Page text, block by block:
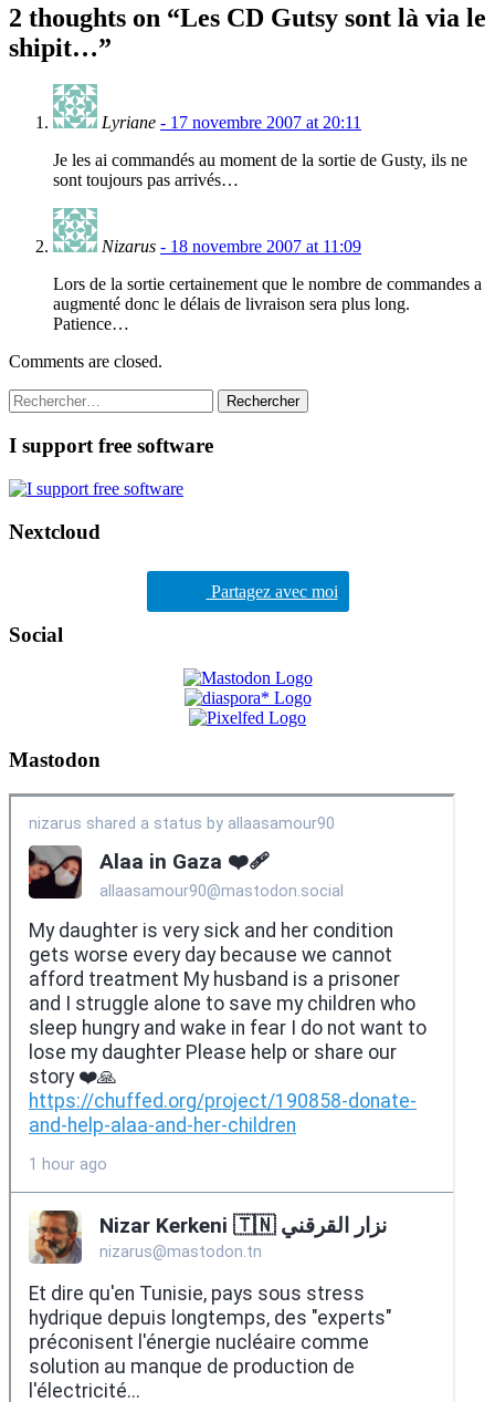
2 thoughts on “Les CD Gutsy sont là via le
shipit…”
Lyriane - 17 novembre 2007 at 20:11
Je les ai commandés au moment de la sortie de Gusty, ils ne
sont toujours pas arrivés…
Nizarus - 18 novembre 2007 at 11:09
Lors de la sortie certainement que le nombre de commandes a
augmenté donc le délais de livraison sera plus long.
Patience…
Comments are closed.
Rechercher :
I support free software
Nextcloud
Partagez avec moi
Social
Mastodon